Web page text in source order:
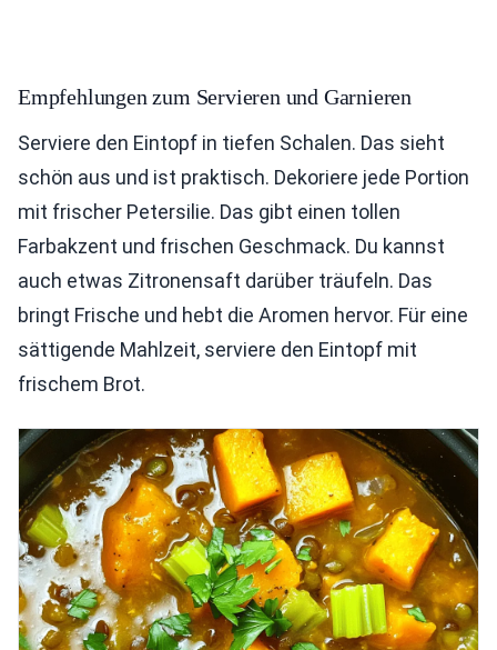
Empfehlungen zum Servieren und Garnieren
Serviere den Eintopf in tiefen Schalen. Das sieht
schön aus und ist praktisch. Dekoriere jede Portion
mit frischer Petersilie. Das gibt einen tollen
Farbakzent und frischen Geschmack. Du kannst
auch etwas Zitronensaft darüber träufeln. Das
bringt Frische und hebt die Aromen hervor. Für eine
sättigende Mahlzeit, serviere den Eintopf mit
frischem Brot.